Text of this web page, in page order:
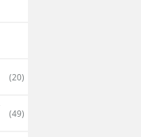
(20)
(49)